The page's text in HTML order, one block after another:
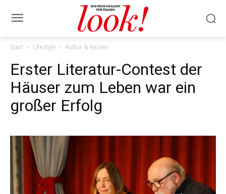
Start Lifestyle Kultur & Reisen
Erster Literatur-Contest der
Häuser zum Leben war ein
großer Erfolg